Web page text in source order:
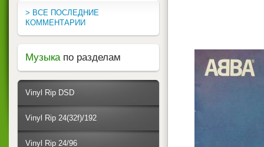
> ВСЕ ПОСЛЕДНИЕ
КОММЕНТАРИИ
Музыка по разделам
Vinyl Rip DSD
Vinyl Rip 24(32f)/192
Vinyl Rip 24/96